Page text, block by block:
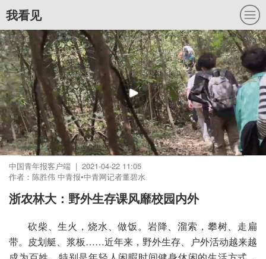
我看见
中国青年报客户端 | 2021-04-22 11:05
作者：陈胜伟 中青报•中青网记者董碧水
浙农林大：野外生存课风靡校园内外
砍柴、生火，烧水、做饭。岩降、溜索，攀树、走扁
带。皮划艇、浆板……近年来，野外生存、户外活动越来越